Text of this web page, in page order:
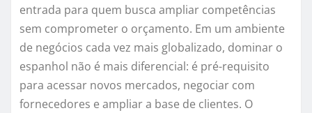
entrada para quem busca ampliar competências
sem comprometer o orçamento. Em um ambiente
de negócios cada vez mais globalizado, dominar o
espanhol não é mais diferencial: é pré-requisito
para acessar novos mercados, negociar com
fornecedores e ampliar a base de clientes. O